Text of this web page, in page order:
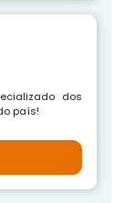
dos
país!